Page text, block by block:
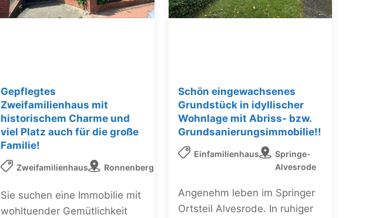
Gepflegtes
Zweifamilienhaus mit
historischem Charme und
viel Platz auch für die große
Familie!
Zweifamilienhaus Ronnenberg
Sie suchen eine Immobilie mit
wohltuender Gemütlichkeit
Schön eingewachsenes
Grundstück in idyllischer
Wohnlage mit Abriss- bzw.
Grundsanierungsimmobilie!!
Einfamilienhaus
Springe-
Alvesrode
Angenehm leben im Springer
Ortsteil Alvesrode. In ruhiger